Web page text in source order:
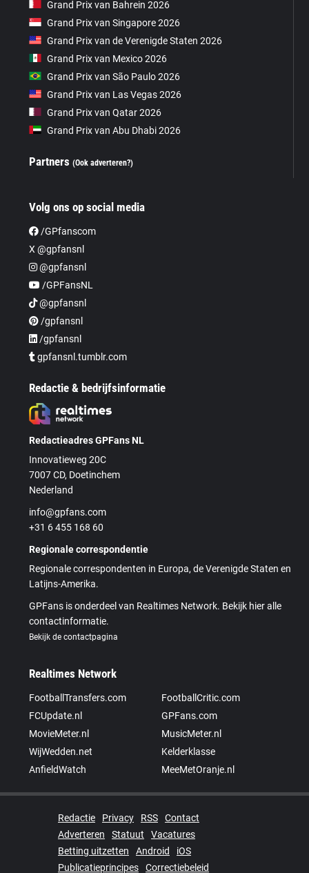
Grand Prix van Bahrein 2026
Grand Prix van Singapore 2026
Grand Prix van de Verenigde Staten 2026
Grand Prix van Mexico 2026
Grand Prix van São Paulo 2026
Grand Prix van Las Vegas 2026
Grand Prix van Qatar 2026
Grand Prix van Abu Dhabi 2026
Partners(Ook adverteren?)
Volg ons op social media
/GPfanscom
X @gpfansnl
@gpfansnl
/GPFansNL
@gpfansnl
/gpfansnl
/gpfansnl
gpfansnl.tumblr.com
Redactie & bedrijfsinformatie
Redactieadres GPFans NL
Innovatieweg 20C
7007 CD, Doetinchem
Nederland
info@gpfans.com
+31 6 455 168 60
Regionale correspondentie
Regionale correspondenten in Europa, de Verenigde Staten en
Latijns-Amerika.
GPFans is onderdeel van Realtimes Network. Bekijk hier alle
contactinformatie.
Bekijk de contactpagina
Realtimes Network
FootballTransfers.com
FootballCritic.com
FCUpdate.nl
GPFans.com
MovieMeter.nl
MusicMeter.nl
WijWedden.net
Kelderklasse
AnfieldWatch
MeeMetOranje.nl
Redactie Privacy RSS
Contact
Adverteren
Statuut
Vacatures
Betting uitzetten
Android
iOS
Publicatieprincipes
Correctiebeleid